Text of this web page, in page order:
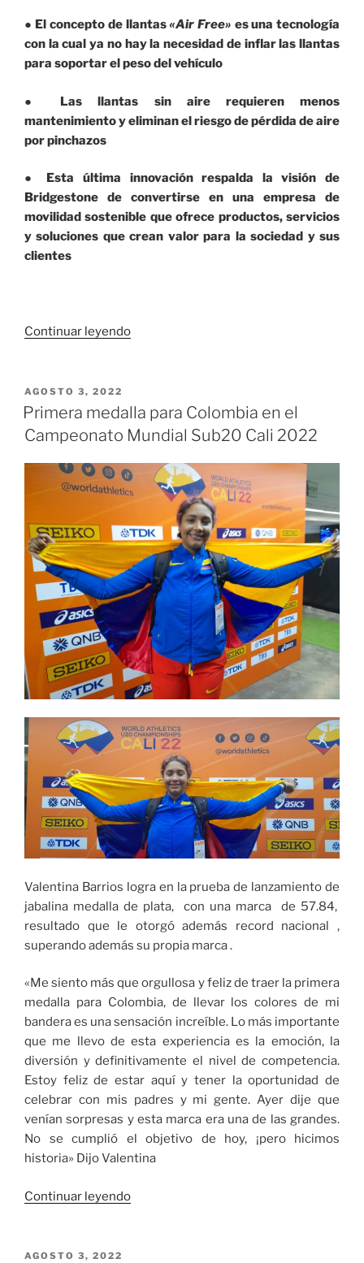
● El concepto de llantas«Air Free» es una tecnología
con la cual ya no hay la necesidad de inflar las llantas
para soportar el peso del vehículo
●
Las llantas sin aire requieren menos
mantenimiento y eliminan el riesgo de pérdida de aire
por pinchazos
● Esta última innovación respalda la visión de
Bridgestone de convertirse en una empresa de
movilidad sostenible que ofrece productos, servicios
y soluciones que crean valor para la sociedad y sus
clientes
Continuar leyendo«Llantas
Bridgestone,
concepto
apuesta
por
la
movilidad
del
futuro»
PUBLICADO
EL
AGOSTO 3, 2022
Primera medalla para Colombia en el
Campeonato Mundial Sub20 Cali 2022
Valentina Barrios logra en la prueba de lanzamiento de
jabalina medalla de plata, con una marca de 57.84,
resultado que le otorgó además record nacional ,
superando además su propia marca .
«Me siento más que orgullosa y feliz de traer la primera
medalla para Colombia, de llevar los colores de mi
bandera es una sensación increíble. Lo más importante
que me llevo de esta experiencia es la emoción, la
diversión y definitivamente el nivel de competencia.
Estoy feliz de estar aquí y tener la oportunidad de
celebrar con mis padres y mi gente. Ayer dije que
venían sorpresas y esta marca era una de las grandes.
No se cumplió el objetivo de hoy, ¡pero hicimos
historia» Dijo Valentina
Continuar leyendo«Primera
PUBLICADO
AGOSTO 3, 2022